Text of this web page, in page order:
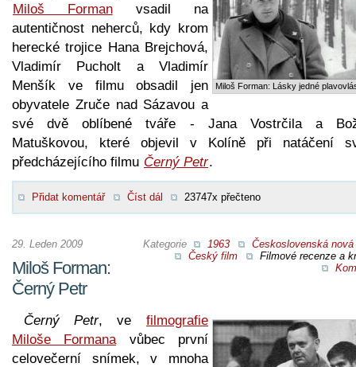
Miloš Forman: Lásky jedné
Miloš Forman vsadil na
autentičnost neherců, kdy krom
herecké trojice Hana Brejchová,
Vladimír Pucholt a Vladimír
Menšík ve filmu obsadil jen
obyvatele Zruče nad Sázavou a
své dvě oblíbené tváře - Jana Vostrčila a
Matuškovou, které objevil v Kolíně při natáčení
předcházejícího filmu Černý Petr.
Přidat komentář Číst dál 23747x přečteno
Kategorie 1963
Československá nová
Český film
Filmové recenze a
29. Leden 2009
Miloš Forman:
Černý Petr
Černý Petr, ve filmografie
Miloše Formana vůbec první
celovečerní snímek, v mnoha